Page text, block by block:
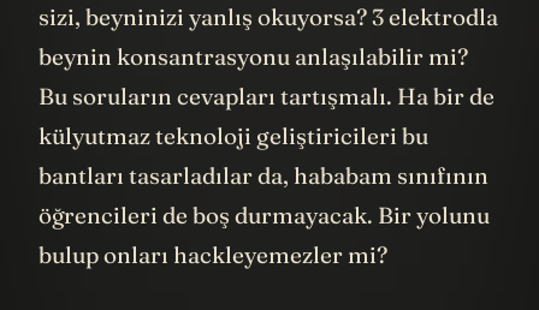
sizi, beyninizi yanlış okuyorsa? 3 elektrodla
beynin konsantrasyonu anlaşılabilir mi?
Bu soruların cevapları tartışmalı. Ha bir de
külyutmaz teknoloji geliştiricileri bu
bantları tasarladılar da, hababam sınıfının
öğrencileri de boş durmayacak. Bir yolunu
bulup onları hackleyemezler mi?